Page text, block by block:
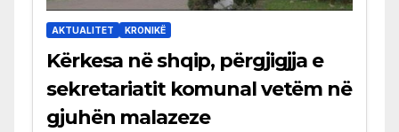
AKTUALITET KRONIKË
Kërkesa në shqip, përgjigjja e
sekretariatit komunal vetëm në
gjuhën malazeze